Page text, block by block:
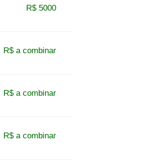
R$ 5000
R$ a combinar
R$ a combinar
R$ a combinar